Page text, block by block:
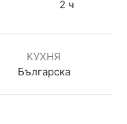
2 ч
КУХНЯ
Българска